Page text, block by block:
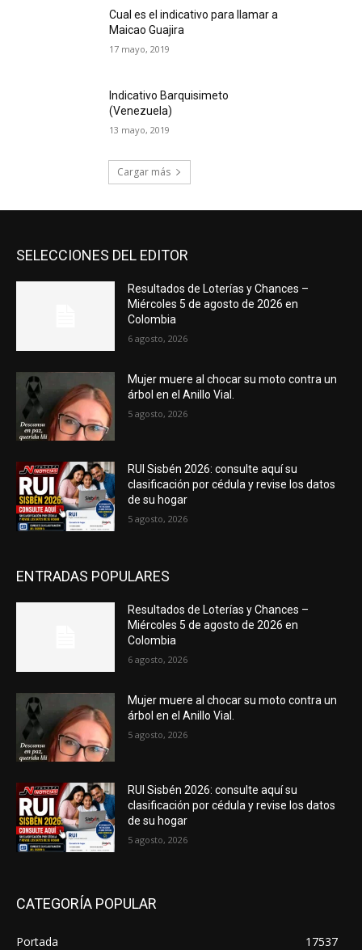
Cual es el indicativo para llamar a
Maicao Guajira
17 mayo, 2019
Indicativo Barquisimeto
(Venezuela)
13 mayo, 2019
Cargar más
SELECCIONES DEL EDITOR
Resultados de Loterías y Chances –
Miércoles 5 de agosto de 2026 en
Colombia
6 agosto, 2026
Mujer muere al chocar su moto contra un
árbol en el Anillo Vial.
5 agosto, 2026
RUI Sisbén 2026: consulte aquí su
clasificación por cédula y revise los datos
de su hogar
5 agosto, 2026
ENTRADAS POPULARES
Resultados de Loterías y Chances –
Miércoles 5 de agosto de 2026 en
Colombia
6 agosto, 2026
Mujer muere al chocar su moto contra un
árbol en el Anillo Vial.
5 agosto, 2026
RUI Sisbén 2026: consulte aquí su
clasificación por cédula y revise los datos
de su hogar
5 agosto, 2026
CATEGORÍA POPULAR
Portada
17537